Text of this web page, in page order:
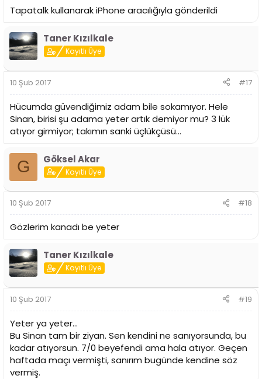
Tapatalk kullanarak iPhone aracılığıyla gönderildi
Taner Kızılkale
Kayıtlı Üye
10 Şub 2017 #17
Hücumda güvendiğimiz adam bile sokamıyor. Hele
Sinan, birisi şu adama yeter artık demiyor mu? 3 lük
atıyor girmiyor; takımın sanki üçlükçüsü...
G Göksel Akar
Kayıtlı Üye
10 Şub 2017 #18
Gözlerim kanadı be yeter
Taner Kızılkale
Kayıtlı Üye
10 Şub 2017 #19
Yeter ya yeter...
Bu Sinan tam bir ziyan. Sen kendini ne sanıyorsunda, bu
kadar atıyorsun. 7/0 beyefendi ama hala atıyor. Geçen
haftada maçı vermişti, sanırım bugünde kendine söz
vermiş.